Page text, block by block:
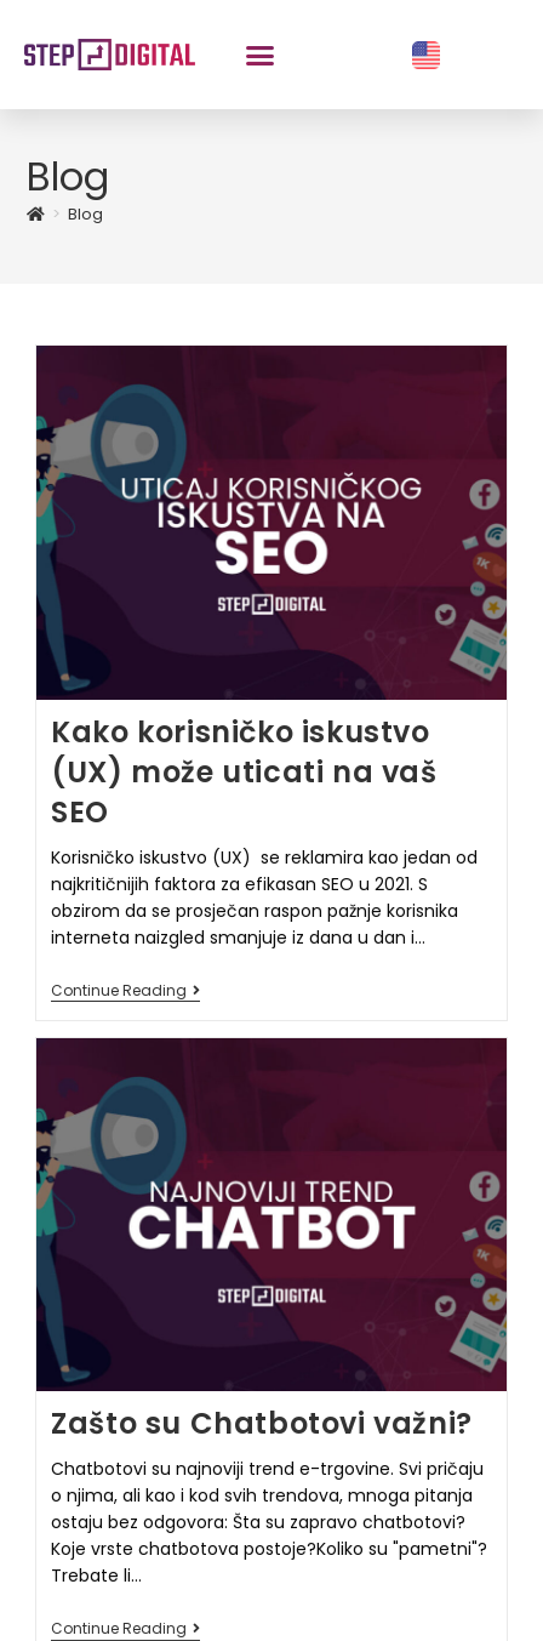
Blog
> Blog
Kako korisničko iskustvo
(UX) može uticati na vaš
SEO
Korisničko iskustvo (UX) se reklamira kao jedan od
najkritičnijih faktora za efikasan SEO u 2021. S
obzirom da se prosječan raspon pažnje korisnika
interneta naizgled smanjuje iz dana u dan i…
Continue Reading
Zašto su Chatbotovi važni?
Chatbotovi su najnoviji trend e-trgovine. Svi pričaju
o njima, ali kao i kod svih trendova, mnoga pitanja
ostaju bez odgovora: Šta su zapravo chatbotovi?
Koje vrste chatbotova postoje?Koliko su "pametni"?
Trebate li…
Continue Reading